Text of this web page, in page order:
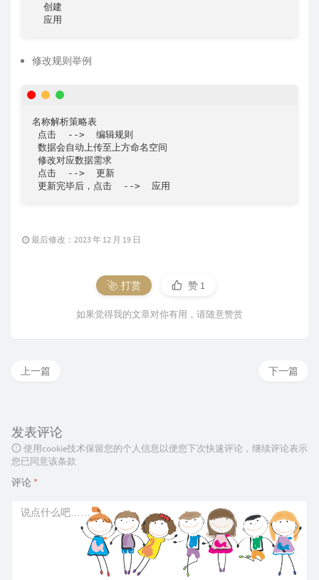
  创建
  应用
修改规则举例
名称解析策略表
点击  -->  编辑规则
数据会自动上传至上方命名空间
修改对应数据需求
点击  -->  更新
更新完毕后，点击  -->  应用
最后修改：2023 年 12 月 19 日
打赏 赞 1
如果觉得我的文章对你有用，请随意赞赏
下一篇
上一篇
发表评论
使用cookie技术保留您的个人信息以便您下次快速评论，继续评论表示
您已同意该条款
评论 *